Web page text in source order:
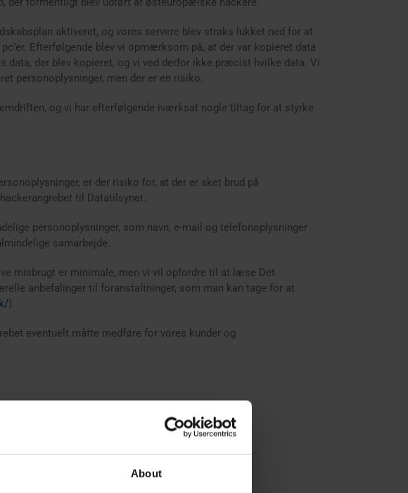
About
aktiveret, og vores servere blev straks lukket ned for at
Efterfølgende blev vi opmærksom på, at der var kopieret data
data, der blev kopieret, og vi ved derfor ikke præcist hvilke data. Vi
personoplysninger, men der er en risiko.
og vi har efterfølgende iværksat nogle tiltag for at styrke
er der risiko for, at der er sket brud på
til Datatilsynet.
personoplysninger, som navn, e-mail og telefonoplysninger
samarbejde.
misbrugt er minimale, men vi vil opfordre til at læse Det
anbefalinger til foranstaltninger, som man kan tage for at
).
eventuelt måtte medføre for vores kunder og